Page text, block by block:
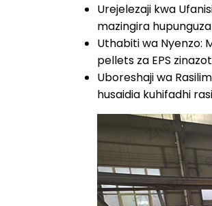
Urejelezaji kwa
mazingira
Uthabiti wa Nyenzo:
pellets za EPS
Uboreshaji wa
husaidia kuhifadhi